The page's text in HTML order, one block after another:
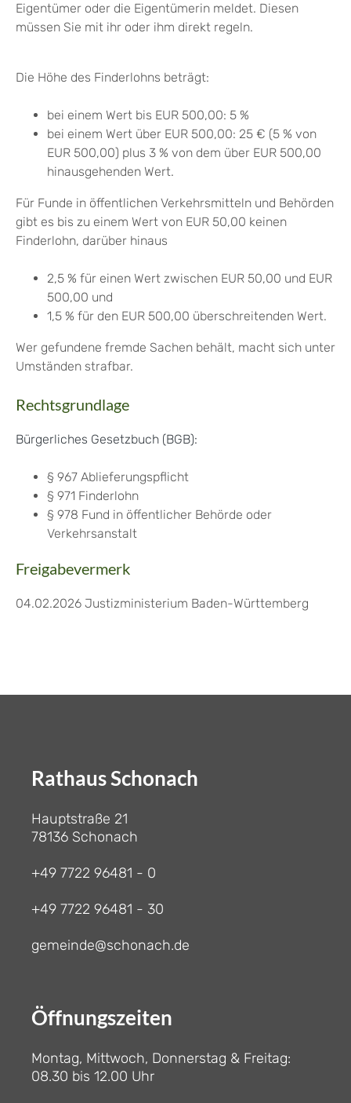
Eigentümer oder die Eigentümerin meldet. Diesen
müssen Sie mit ihr oder ihm direkt regeln.
Die Höhe des Finderlohns beträgt:
bei einem Wert bis EUR 500,00: 5 %
bei einem Wert über EUR 500,00: 25 € (5 % von
EUR 500,00) plus 3 % von dem über EUR 500,00
hinausgehenden Wert.
Für Funde in öffentlichen Verkehrsmitteln und Behörden
gibt es bis zu einem Wert von EUR 50,00 keinen
Finderlohn, darüber hinaus
2,5 % für einen Wert zwischen EUR 50,00 und EUR
500,00 und
1,5 % für den EUR 500,00 überschreitenden Wert.
Wer gefundene fremde Sachen behält, macht sich unter
Umständen strafbar.
Rechtsgrundlage
Bürgerliches Gesetzbuch (BGB):
§ 967 Ablieferungspflicht
§ 971 Finderlohn
§ 978 Fund in öffentlicher Behörde oder
Verkehrsanstalt
Freigabevermerk
04.02.2026 Justizministerium Baden-Württemberg
Rathaus Schonach
Hauptstraße 21
78136 Schonach
+49 7722 96481 - 0
+49 7722 96481 - 30
gemeinde@schonach.de
Öffnungszeiten
Montag, Mittwoch, Donnerstag & Freitag:
08.30 bis 12.00 Uhr